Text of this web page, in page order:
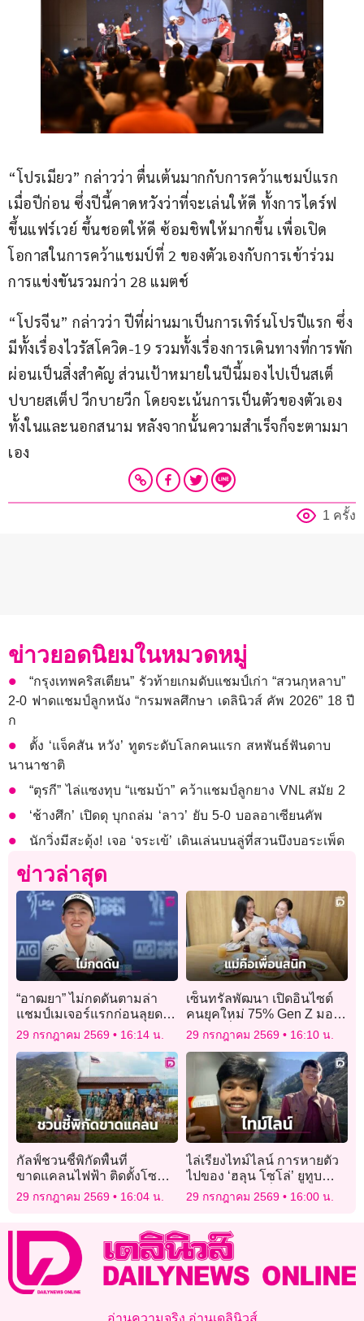
“โปรเมียว” กล่าวว่า ตื่นเต้นมากกับการคว้าแชมป์แรก
เมื่อปีก่อน ซึ่งปีนี้คาดหวังว่าที่จะเล่นให้ดี ทั้งการไดร์ฟ
ขึ้นแฟร์เวย์ ขึ้นชอตให้ดี ซ้อมชิพให้มากขึ้น เพื่อเปิด
โอกาสในการคว้าแชมป์ที่ 2 ของตัวเองกับการเข้าร่วม
การแข่งขันรวมกว่า 28 แมตช์
“โปรจีน” กล่าวว่า ปีที่ผ่านมาเป็นการเทิร์นโปรปีแรก ซึ่ง
มีทั้งเรื่องไวรัสโควิด-19 รวมทั้งเรื่องการเดินทางที่การพัก
ผ่อนเป็นสิ่งสำคัญ ส่วนเป้าหมายในปีนี้มองไปเป็นสเต็
ปบายสเต็ป วีกบายวีก โดยจะเน้นการเป็นตัวของตัวเอง
ทั้งในและนอกสนาม หลังจากนั้นความสำเร็จก็จะตามมา
เอง
1 ครั้ง
ข่าวยอดนิยมในหมวดหมู่
“กรุงเทพคริสเตียน” รัวท้ายเกมดับแชมป์เก่า “สวนกุหลาบ”
2-0 ฟาดแชมป์ลูกหนัง “กรมพลศึกษา เดลินิวส์ คัพ 2026” 18 ปี
ก
ตั้ง ‘แจ็คสัน หวัง’ ทูตระดับโลกคนแรก สหพันธ์ฟันดาบ
นานาชาติ
“ตุรกี” ไล่แซงทุบ “แซมบ้า” คว้าแชมป์ลูกยาง VNL สมัย 2
‘ช้างศึก’ เปิดดุ บุกถล่ม ‘ลาว’ ยับ 5-0 บอลอาเซียนคัพ
นักวิ่งมีสะดุ้ง! เจอ ‘จระเข้’ เดินเล่นบนลู่ที่สวนบึงบอระเพ็ด
ข่าวล่าสุด
“อาฒยา” ไม่กดดันตามล่า
แชมป์เมเจอร์แรกก่อนลุยดวล
วงสวิงเอไอจี วีเมนส์ โอเพ่น
29 กรกฎาคม 2569 16:14 น.
เซ็นทรัลพัฒนา เปิดอินไซต์
คนยุคใหม่ 75% Gen Z มอง
แม่คือเพื่อนสนิท
29 กรกฎาคม 2569 16:10 น.
กัลฟ์ชวนชี้พิกัดพื้นที่
ขาดแคลนไฟฟ้า ติดตั้งโซ
ลาร์เซลล์ให้ฟรี
29 กรกฎาคม 2569 16:04 น.
ไล่เรียงไทม์ไลน์ การหายตัว
ไปของ ‘ฮลุน โซโล่’ ยูทูบ
เบอร์สายท่องเที่ยว
29 กรกฎาคม 2569 16:00 น.
อ่านความจริง อ่านเดลินิวส์